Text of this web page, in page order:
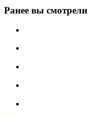
Ранее вы смотрели